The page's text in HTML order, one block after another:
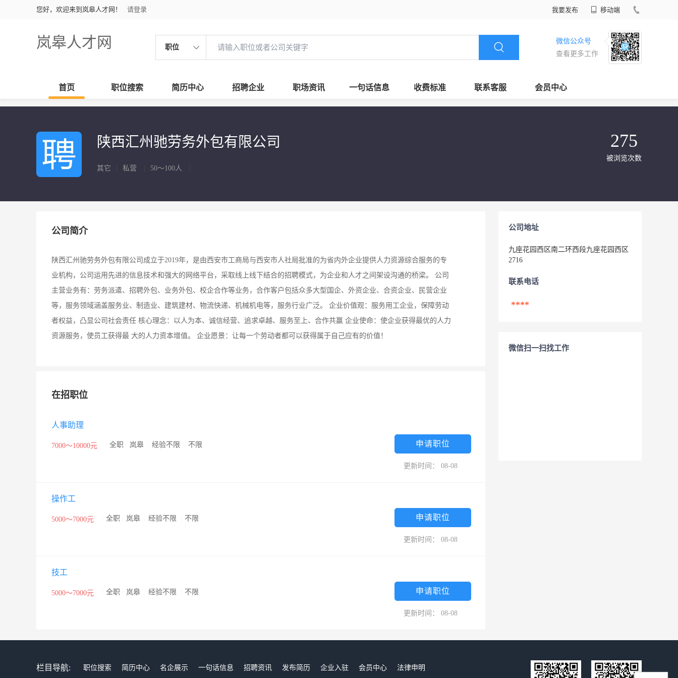
您好，欢迎来到岚皋人才网！ 请登录 我要发布 移动端
岚皋人才网 职位
微信公众号
查看更多工作
首页 职位搜索 简历中心 招聘企业 职场资讯 一句话信息 收费标准 联系客服 会员中心
陕西汇州驰劳务外包有限公司
其它 私营 50～100人
275
被浏览次数
公司简介
陕西汇州驰劳务外包有限公司成立于2019年，是由西安市工商局与西安市人社局批准的为省内外企业提供人力资源综合服务的专
业机构，公司运用先进的信息技术和强大的网络平台，采取线上线下结合的招聘模式，为企业和人才之间架设沟通的桥梁。 公司
主营业务有：劳务派遣、招聘外包、业务外包、校企合作等业务，合作客户包括众多大型国企、外资企业、合资企业、民营企业
等，服务领域涵盖服务业、制造业、建筑建材、物流快递、机械机电等，服务行业广泛。 企业价值观：服务用工企业，保障劳动
者权益，凸显公司社会责任 核心理念：以人为本、诚信经营、追求卓越、服务至上、合作共赢 企业使命：使企业获得最优的人力
资源服务，使员工获得最 大的人力资本增值。 企业愿景：让每一个劳动者都可以获得属于自己应有的价值！
在招职位
人事助理
7000～10000元 全职 岚皋 经验不限 不限 申请职位
更新时间： 08-08
操作工
5000～7000元 全职 岚皋 经验不限 不限 申请职位
更新时间： 08-08
技工
5000～7000元 全职 岚皋 经验不限 不限 申请职位
更新时间： 08-08
公司地址
九座花园西区南二环西段九座花园西区
2716
联系电话
****
微信扫一扫找工作
栏目导航: 职位搜索 简历中心 名企展示 一句话信息 招聘资讯 发布简历 企业入驻 会员中心 法律申明